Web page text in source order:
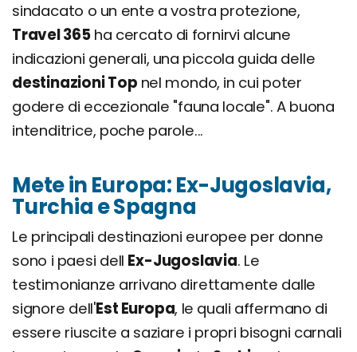
sindacato o un ente a vostra protezione,
Travel 365ha cercato di fornirvi alcune
indicazioni generali, una piccola guida delle
destinazioni Top nel mondo, in cui poter
godere di eccezionale "fauna locale". A buona
intenditrice, poche parole...
Mete in Europa: Ex-Jugoslavia,
Turchia e Spagna
Le principali destinazioni europee per donne
sono i paesi dell Ex-Jugoslavia. Le
testimonianze arrivano direttamente dalle
signore dell'Est Europa, le quali affermano di
essere riuscite a saziare i propri bisogni carnali